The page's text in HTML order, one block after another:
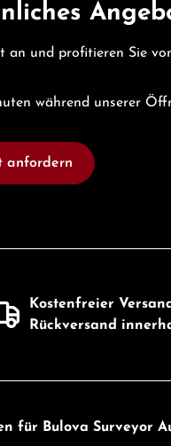
an und profitieren Sie
während unserer
anfordern
Kostenfreier
Rückversand
für Bulova Surveyor